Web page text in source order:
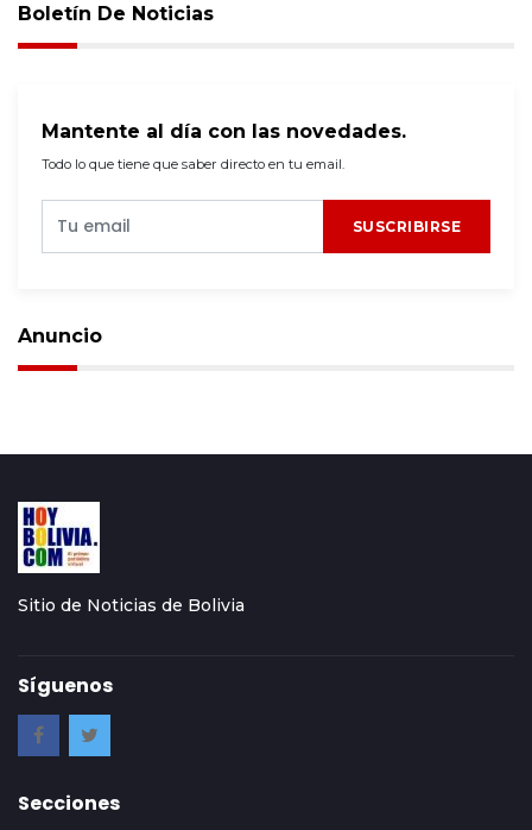
Boletín De Noticias
Mantente al día con las novedades.
Todo lo que tiene que saber directo en tu email.
SUSCRIBIRSE
Anuncio
Sitio de Noticias de Bolivia
Síguenos
Secciones